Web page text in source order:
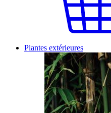
Plantes extérieures